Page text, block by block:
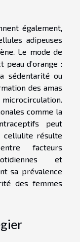
également,
adipeuses
Le mode de
peau d’orange :
sédentarité ou
des amas
comme la
peut
cellulite résulte
facteurs
et
sa prévalence
des femmes